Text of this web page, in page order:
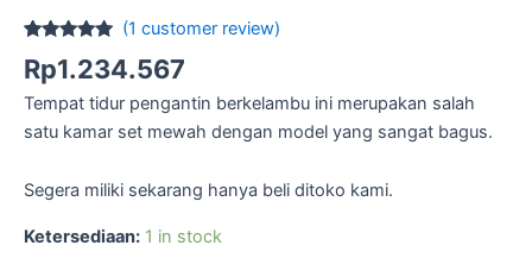
out of 5
based on
customer
rating
(1 customer review)
Rp1.234.567
Tempat tidur pengantin berkelambu ini merupakan salah
satu kamar set mewah dengan model yang sangat bagus.
Segera miliki sekarang hanya beli ditoko kami.
Ketersediaan: 1 in stock